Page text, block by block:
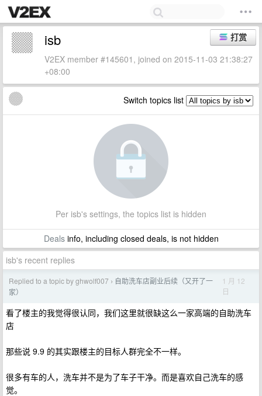
打赏
isb
V2EX member #145601, joined on 2015-11-03 21:38:27
+08:00
Switch topics list
Per isb's settings, the topics list is hidden
Dealsinfo, including closed deals, is not hidden
isb's recent replies
Replied to a topic by ghwolf007 › 自助洗车店副业后续（又开了一
家）
1 月 12
日
看了楼主的我觉得很认同，我们这里就很缺这么一家高端的自助洗车
店
那些说 9.9 的其实跟楼主的目标人群完全不一样。
很多有车的人，洗车并不是为了车子干净。而是喜欢自己洗车的感
觉。